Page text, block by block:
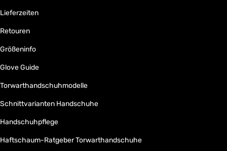
Lieferzeiten
Retouren
Größeninfo
Glove Guide
Torwarthandschuhmodelle
Schnittvarianten Handschuhe
Handschuhpflege
Haftschaum-Ratgeber Torwarthandschuhe